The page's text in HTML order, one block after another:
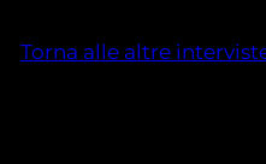
Torna alle altre